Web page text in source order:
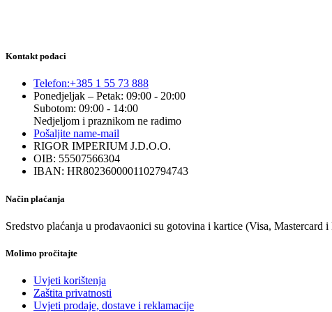
Kontakt podaci
Telefon:+385 1 55 73 888
Ponedjeljak – Petak: 09:00 - 20:00
Subotom: 09:00 - 14:00
Nedjeljom i praznikom ne radimo
Pošaljite name-mail
RIGOR IMPERIUM J.D.O.O.
OIB: 55507566304
IBAN: HR8023600001102794743
Način plaćanja
Sredstvo plaćanja u prodavaonici su gotovina i kartice (Visa,
Molimo pročitajte
Uvjeti korištenja
Zaštita privatnosti
Uvjeti prodaje, dostave i reklamacije